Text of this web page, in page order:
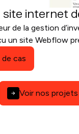
site internet
de la gestion
un site Webflow
et générer des
de cas
Voir nos projets